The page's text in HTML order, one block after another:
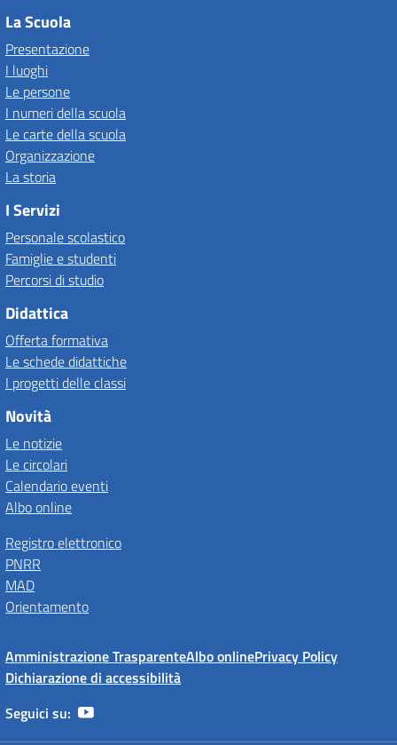
La Scuola
Presentazione
I luoghi
Le persone
I numeri della scuola
Le carte della scuola
Organizzazione
La storia
I Servizi
Personale scolastico
Famiglie e studenti
Percorsi di studio
Didattica
Offerta formativa
Le schede didattiche
I progetti delle classi
Novità
Le notizie
Le circolari
Calendario eventi
Albo online
Registro elettronico
PNRR
MAD
Orientamento
Amministrazione TrasparenteAlbo onlinePrivacy Policy
Dichiarazione di accessibilità
Seguici su: